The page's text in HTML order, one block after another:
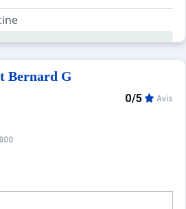
avec ascenseur, cet
trouverez sur place : un
Bernard G
0/5 Avis